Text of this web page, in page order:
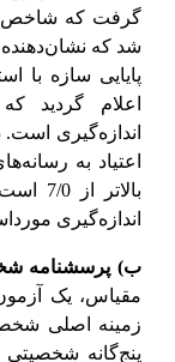
گرفت که شاخص
شد که
اعلام گردید
اندازه‌گیری
اندازه‌گیری
ب) پرسشنامه
زمینه اصلی